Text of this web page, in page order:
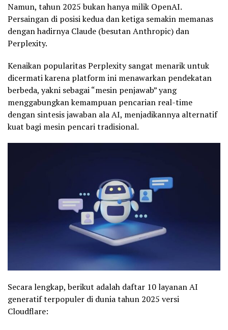
Namun, tahun 2025 bukan hanya milik OpenAI.
Persaingan di posisi kedua dan ketiga semakin memanas
dengan hadirnya Claude (besutan Anthropic) dan
Perplexity.
Kenaikan popularitas Perplexity sangat menarik untuk
dicermati karena platform ini menawarkan pendekatan
berbeda, yakni sebagai “mesin penjawab” yang
menggabungkan kemampuan pencarian real-time
dengan sintesis jawaban ala AI, menjadikannya alternatif
kuat bagi mesin pencari tradisional.
Secara lengkap, berikut adalah daftar 10 layanan AI
generatif terpopuler di dunia tahun 2025 versi
Cloudflare: